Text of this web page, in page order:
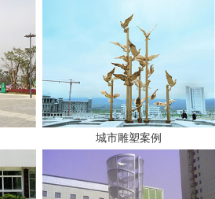
城市雕塑案例